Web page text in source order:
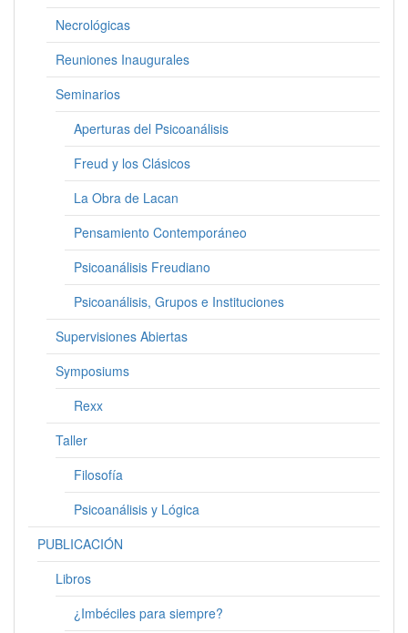
Necrológicas
Reuniones Inaugurales
Seminarios
Aperturas del Psicoanálisis
Freud y los Clásicos
La Obra de Lacan
Pensamiento Contemporáneo
Psicoanálisis Freudiano
Psicoanálisis, Grupos e Instituciones
Supervisiones Abiertas
Symposiums
Rexx
Taller
Filosofía
Psicoanálisis y Lógica
PUBLICACIÓN
Libros
¿Imbéciles para siempre?